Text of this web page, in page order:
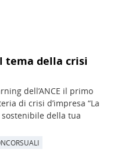
tema della crisi
dell’ANCE il primo
di crisi d’impresa “La
della tua